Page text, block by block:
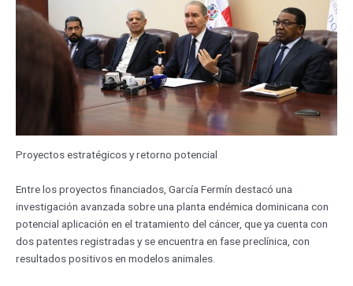
Proyectos estratégicos y retorno potencial
Entre los proyectos financiados, García Fermín destacó una
investigación avanzada sobre una planta endémica dominicana con
potencial aplicación en el tratamiento del cáncer, que ya cuenta con
dos patentes registradas y se encuentra en fase preclínica, con
resultados positivos en modelos animales.